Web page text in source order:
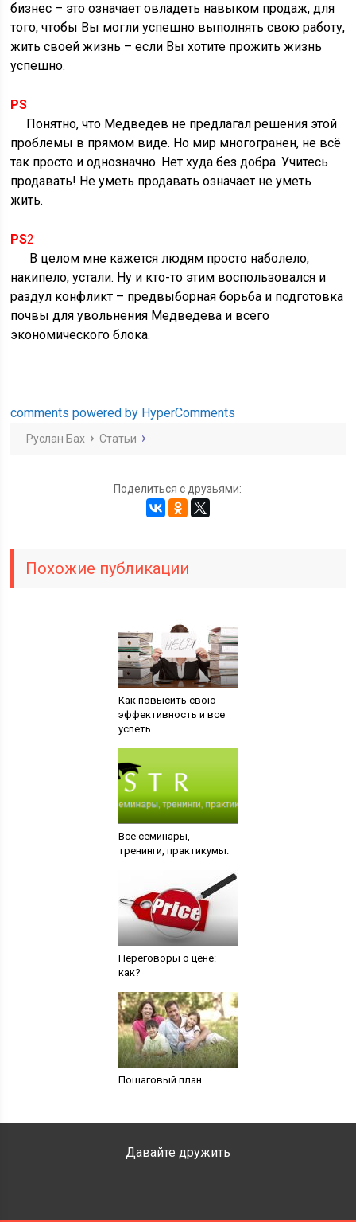
бизнес – это означает овладеть навыком продаж, для
того, чтобы Вы могли успешно выполнять свою работу,
жить своей жизнь – если Вы хотите прожить жизнь
успешно.
PS
Понятно, что Медведев не предлагал решения этой
проблемы в прямом виде. Но мир многогранен, не всё
так просто и однозначно. Нет худа без добра. Учитесь
продавать! Не уметь продавать означает не уметь
жить.
PS2
В целом мне кажется людям просто наболело,
накипело, устали. Ну и кто-то этим воспользовался и
раздул конфликт – предвыборная борьба и подготовка
почвы для увольнения Медведева и всего
экономического блока.
comments powered by HyperComments
Руслан Бах Статьи
Поделиться с друзьями:
Похожие публикации
Как повысить свою
эффективность и все
успеть
Все семинары,
тренинги, практикумы.
Переговоры о цене:
как?
Пошаговый план.
Давайте дружить